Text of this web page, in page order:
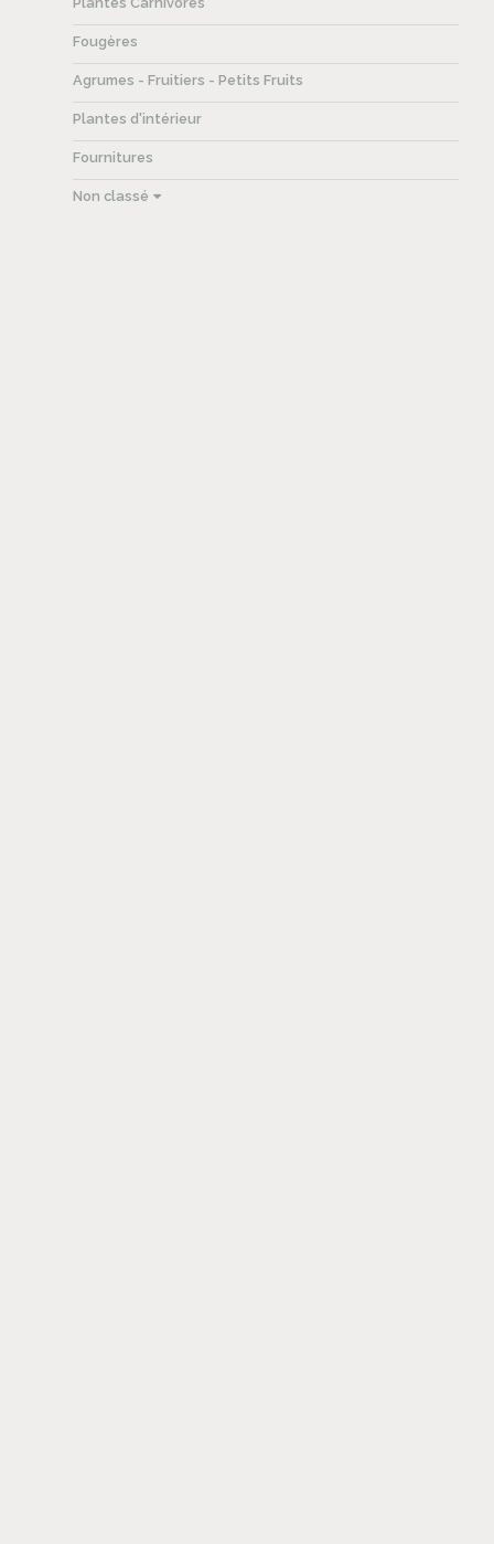
Fougères
Agrumes - Fruitiers - Petits Fruits
Plantes d'intérieur
Fournitures
Non classé